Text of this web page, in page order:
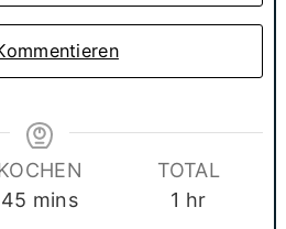
45 minutes
mins
TOTAL
1 hour
hr